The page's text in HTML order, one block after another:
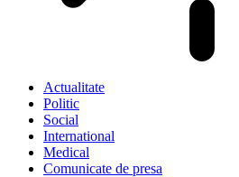
Actualitate
Politic
Social
International
Medical
Comunicate de presa